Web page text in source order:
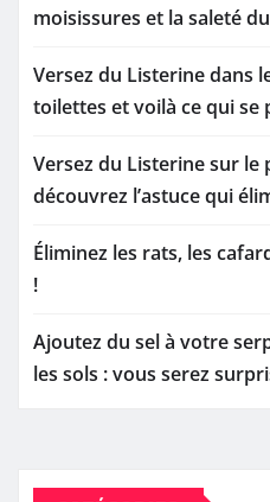
moisissures et la saleté
Versez du Listerine dans
toilettes et voilà ce qui se
Versez du Listerine sur
découvrez l’astuce qui
Éliminez les rats, les
!
Ajoutez du sel à votre
les sols : vous serez